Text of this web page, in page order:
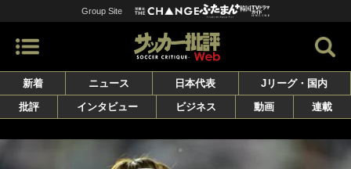
Group Site
新着 ニュース 日本代表
Jリーグ・国内
批評
インタビュー ビジネス 動画 連載